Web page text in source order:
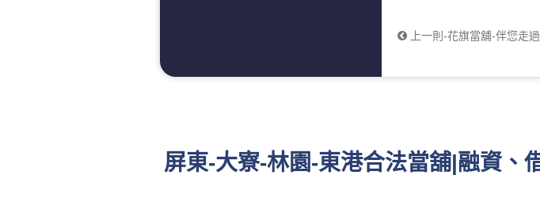
上一則-花旗當舖-伴您走過
屏東-大寮-林園-東港合法當舖|融資、